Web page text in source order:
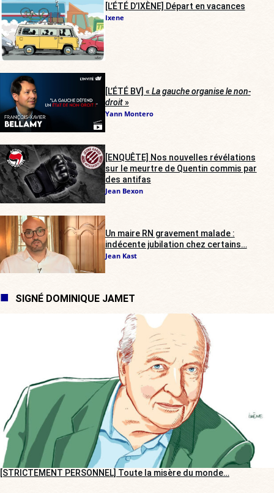
[L’ÉTÉ D’IXÈNE] Départ en vacances
Ixene
[L’ÉTÉ BV] « La gauche organise le non-
droit»
Yann Montero
[ENQUÊTE] Nos nouvelles révélations
sur le meurtre de Quentin commis par
des antifas
Jean Bexon
Un maire RN gravement malade :
indécente jubilation chez certains…
Jean Kast
SIGNÉ DOMINIQUE JAMET
[STRICTEMENT PERSONNEL] Toute la misère du monde…